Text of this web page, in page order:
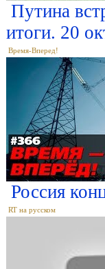
Путина
итоги. 20
Время-Вперед!
Россия
RT на русском